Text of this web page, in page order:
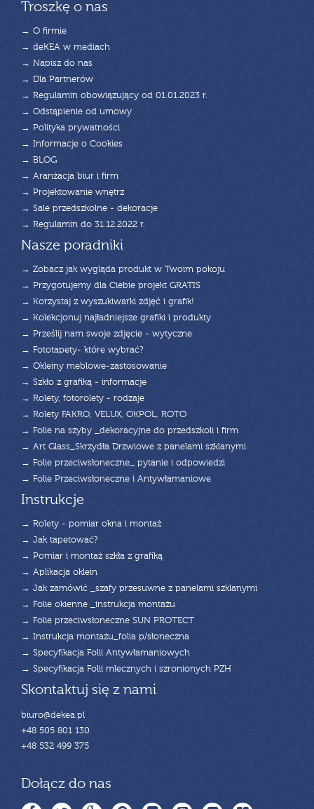
Troszkę o nas
→ O firmie
→ deKEA w mediach
→ Napisz do nas
→ Dla Partnerów
→ Regulamin obowiązujący od 01.01.2023 r.
→ Odstąpienie od umowy
→ Polityka prywatności
→ Informacje o Cookies
→ BLOG
→ Aranżacja biur i firm
→ Projektowanie wnętrz
→ Sale przedszkolne - dekoracje
→ Regulamin do 31.12.2022 r.
Nasze poradniki
→ Zobacz jak wygląda produkt w Twoim pokoju
→ Przygotujemy dla Ciebie projekt GRATIS
→ Korzystaj z wyszukiwarki zdjęć i grafik!
→ Kolekcjonuj najładniejsze grafiki i produkty
→ Prześlij nam swoje zdjęcie - wytyczne
→ Fototapety- które wybrać?
→ Okleiny meblowe-zastosowanie
→ Szkło z grafiką - informacje
→ Rolety, fotorolety - rodzaje
→ Rolety FAKRO, VELUX, OKPOL, ROTO
→ Folie na szyby _dekoracyjne do przedszkoli i firm
→ Art Glass_Skrzydła Drzwiowe z panelami szklanymi
→ Folie przeciwsłoneczne_ pytanie i odpowiedzi
→ Folie Przeciwsłoneczne i Antywłamaniowe
Instrukcje
→ Rolety - pomiar okna i montaż
→ Jak tapetować?
→ Pomiar i montaż szkła z grafiką
→ Aplikacja oklein
→ Jak zamówić _szafy przesuwne z panelami szklanymi
→ Folie okienne _instrukcja montażu
→ Folie przeciwsłoneczne SUN PROTECT
→ Instrukcja montażu_folia p/słoneczna
→ Specyfikacja Folii Antywłamaniowych
→ Specyfikacja Folii mlecznych i szronionych PZH
Skontaktuj się z nami
biuro@dekea.pl
+48 505 801 130
+48 532 499 375
Dołącz do nas